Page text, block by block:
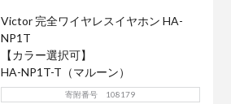
Victor 完全ワイヤレスイヤホン HA-
NP1T
【カラー選択可】
HA-NP1T-T（マルーン）
寄附番号 108179